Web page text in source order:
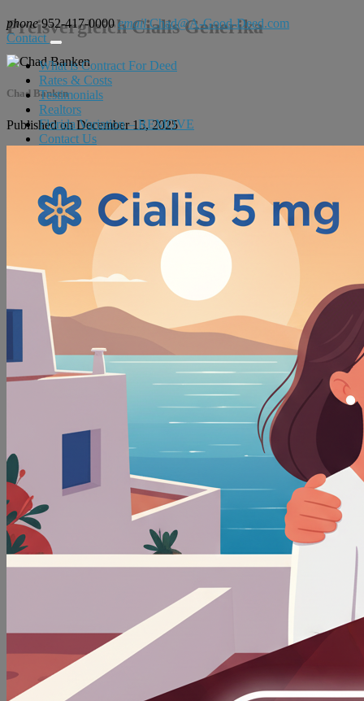
phone 952-417-0000email Chad@A-Good-Deed.com
Contact
What is Contract For Deed
Rates & Costs
Testimonials
Realtors
Florida Variation – REMOVE
Contact Us
Preisvergleich Cialis Generika
Chad Banken
Published on December 15, 2025